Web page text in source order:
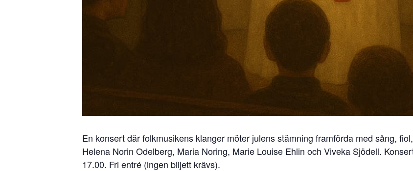
En konsert där folkmusikens klanger möter julens stämning framförda med sång,
Helena Norin Odelberg, Maria Noring, Marie Louise Ehlin och Viveka Sjödell.
17.00. Fri entré (ingen biljett krävs).